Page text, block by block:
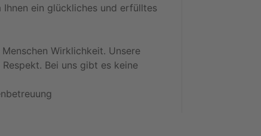
ein glückliches und erfülltes
Wirklichkeit. Unsere
Bei uns gibt es keine